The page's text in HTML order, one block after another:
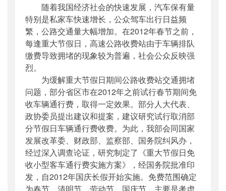
随着我国经济社会的快速发展，汽车保有量
特别是私家车快速增长，公众驾车出行日益频
繁，公路交通量大幅增加。在2012年春节之前，
每逢重大节假日，高速公路收费站由于车辆排队
缴费导致拥堵的现象较为普遍，社会公众反映强
烈。
为缓解重大节假日期间公路收费站交通拥堵
问题，部分省区市在2012年之前试行春节期间免
收车辆通行费，取得一定效果。部分人大代表、
政协委员提出建议和提案，建议研究试行取消部
分节假日车辆通行费收费。为此，我部会同国家
发展改革委、财政部、监察部、国务院纠风办，
经过深入调查论证，研究制定了《重大节假日免
收小型客车通行费实施方案》，经国务院批准印
发，自2012年国庆长假开始实施。免费范围确定
为春节、清明节、劳动节、国庆节，主要是考虑